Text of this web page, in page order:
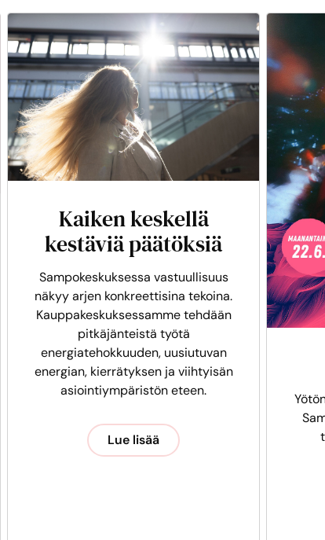
Kaiken keskellä
kestäviä päätöksiä
Sampokeskuksessa vastuullisuus
näkyy arjen konkreettisina tekoina.
Kauppakeskuksessamme tehdään
pitkäjänteistä työtä
energiatehokkuuden, uusiutuvan
energian, kierrätyksen ja viihtyisän
asiointiympäristön eteen.
Lue lisää